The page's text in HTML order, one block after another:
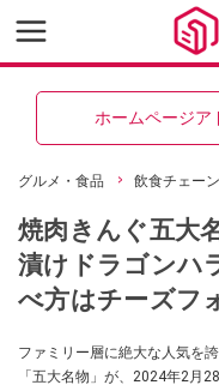
ホームページア
グルメ・食品 飲食チェー
焼肉きんぐ五大
漬けドラゴンハ
べ方はチーズフ
ファミリー層に絶大な人気を
「五大名物」が、2024年2月